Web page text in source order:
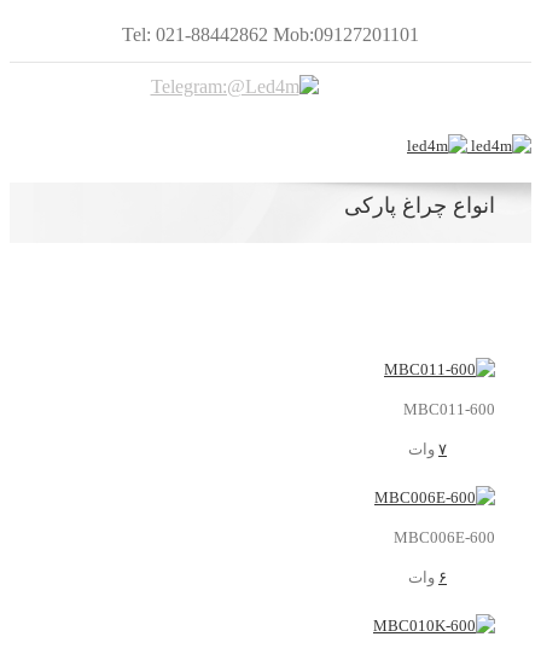
Tel: 021-88442862 Mob:09127201101
انواع چراغ پارکی
MBC011-600
۷ وات
MBC006E-600
۶ وات